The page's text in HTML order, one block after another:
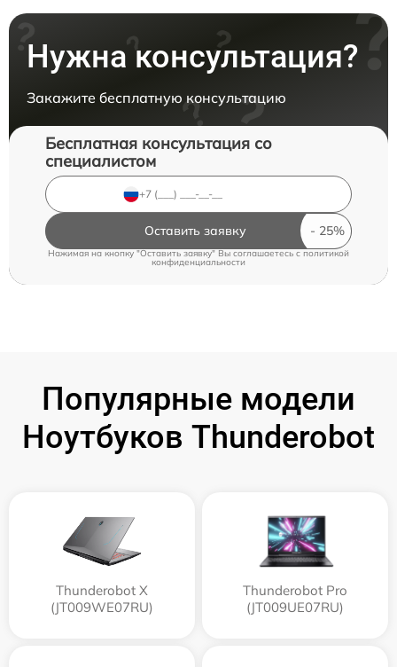
Нужна консультация?
Закажите бесплатную консультацию
Бесплатная консультация со
специалистом
Оставить заявку
Нажимая на кнопку "Оставить заявку" Вы соглашаетесь cполитикой
конфиденциальности
Популярные модели
Ноутбуков Thunderobot
Thunderobot X
(JT009WE07RU)
Thunderobot Pro
(JT009UE07RU)